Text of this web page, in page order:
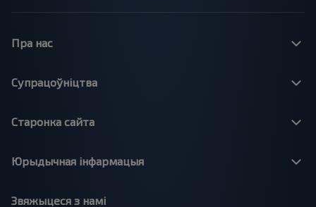
Пра нас
Супрацоўніцтва
Старонка сайта
Юрыдычная інфармацыя
Звяжыцеся з намі